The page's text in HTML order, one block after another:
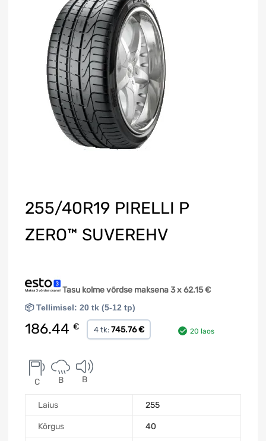
255/40R19 PIRELLI P
ZERO™ SUVEREHV
Tasu kolme võrdse maksena 3 x62.15€
📦 Tellimisel: 20 tk (5-12 tp)
186.44 € 4 tk: 745.76 € 20 laos
C B B
Laius 255
Kõrgus 40